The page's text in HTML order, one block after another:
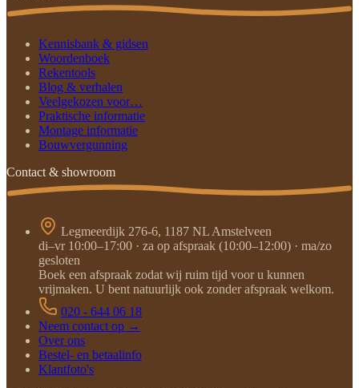
Kennisbank & gidsen
Woordenboek
Rekentools
Blog & verhalen
Veelgekozen voor…
Praktische informatie
Montage informatie
Bouwvergunning
Contact & showroom
Legmeerdijk 276-6, 1187 NL Amstelveen
di–vr 10:00–17:00 · za op afspraak (10:00–12:00) · ma/zo
gesloten
Boek een afspraak zodat wij ruim tijd voor u kunnen
vrijmaken. U bent natuurlijk ook zonder afspraak welkom.
020 - 644 06 18
Neem contact op →
Over ons
Bestel- en betaalinfo
Klantfoto's